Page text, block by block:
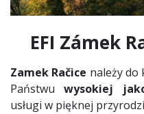
EFI Zámek
Zamek Račice należy
Państwuwysokiej
usługi w pięknej